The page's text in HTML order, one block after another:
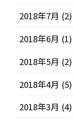
2018年7月 (2)
2018年6月 (1)
2018年5月 (2)
2018年4月 (5)
2018年3月 (4)